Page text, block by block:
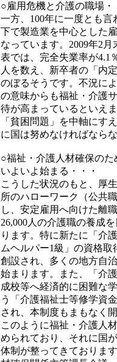
○雇用危機と介護の職場・
一方、100年に一度とも
下で製造業を中心とした
なっています。2009年2
表では、完全失業率が4.1
人を数え、新卒者の「内
のぼるそうです。不況に
の意味からも福祉・介護
待が高まっているといえ
「貧困問題」を中軸にす
に国は努めなければなら
○福祉・介護人材確保の
いよいよ始まる・・・
こうした状況のもと、厚
所のハローワーク（公共
し、安定雇用へ向けた離
26,000人の介護職の養成
ります。特に新たに「介
ムヘルパー1級」の資格
創設され、多くの地方自
始まります。また、「介
成校等へ経済的に困難な
う「介護福祉士等修学資
され、本制度もまもなく
このように福祉・介護人
められており、それに国
体制が整ってきておりま